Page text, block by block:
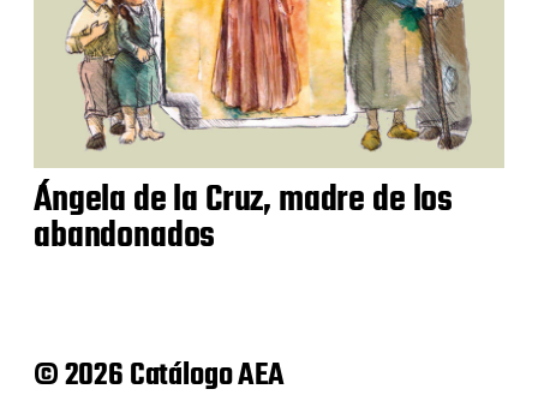
Ángela de la Cruz, madre de los
abandonados
© 2026 Catálogo AEA